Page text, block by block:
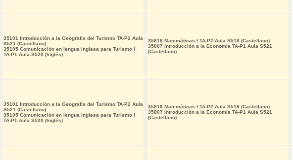
35101 Introducción a la Geografía del Turismo TA-P2 Aula
S521 (Castellano)
35105 Comunicación en lengua inglesa para Turismo I
TA-P1 Aula S520 (Inglés)
35101 Introducción a la Geografía del Turismo TA-P2 Aula
S521 (Castellano)
35105 Comunicación en lengua inglesa para Turismo I
TA-P1 Aula S520 (Inglés)
35816 Matemáticas I TA-P2 Aula S518 (Castellano)
35807 Introducción a la Economía TA-P1 Aula S521
(Castellano)
35816 Matemáticas I TA-P2 Aula S518 (Castellano)
35807 Introducción a la Economía TA-P1 Aula S521
(Castellano)